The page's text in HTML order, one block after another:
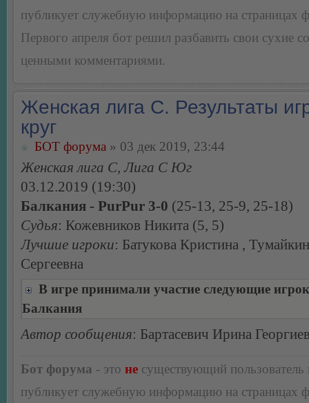
публикует служебную информацию на страницах
Первого апреля бот решил разбавить свои сухие
ценными комментариями.
Женская лига С. Результаты
круг
БОТ форума » 03 дек 2019, 23:44
Женская лига С, Лига С Юг
03.12.2019 (19:30)
Балкания - PurPur 3-0 (25-13, 25-9, 25-18)
Судья: Кожевников Никита (5, 5)
Лучшие игроки: Батукова Кристина ,
Сергеевна
В игре принимали участие следующие
Балкания
Автор сообщения: Бартасевич Ирина
Бот форума - это не существующий пользователь
публикует служебную информацию на страницах